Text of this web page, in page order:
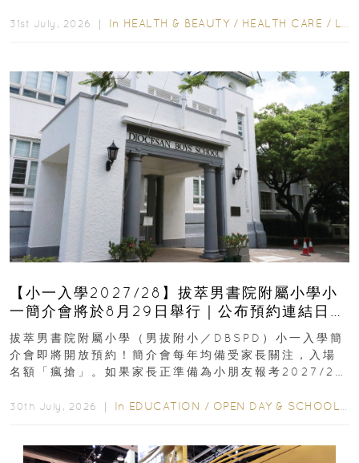
31st July, 2026 ｜ In HEALTH & BEAUTY / HEALTH CARE / LIFESTYLE
【小一入學2027/28】拔萃男書院附屬小學小
一簡介會將於8月29日舉行｜公布預約連結日期
｜更設有網上重溫
拔萃男書院附屬小學（男拔附小／DBSPD）小一入學簡
介會即將開放預約！簡介會每年均備受家長關注，入場
名額「瘋搶」。如果家長正準備為小朋友報考2027/28
30th July, 2026 ｜ In EDUCATION / OPEN DAY & SCHOOL EVENTS